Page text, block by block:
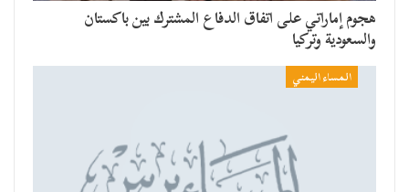
هجوم إماراتي على اتفاق الدفاع المشترك بين باكستان
والسعودية وتركيا
المساء اليمني